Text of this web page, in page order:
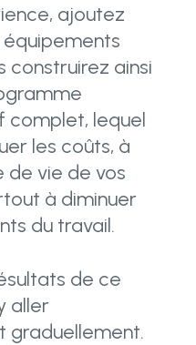
ajoutez
construirez ainsi
complet, lequel
les coûts, à
de vie de vos
à diminuer
du travail.
de ce
aller
graduellement.